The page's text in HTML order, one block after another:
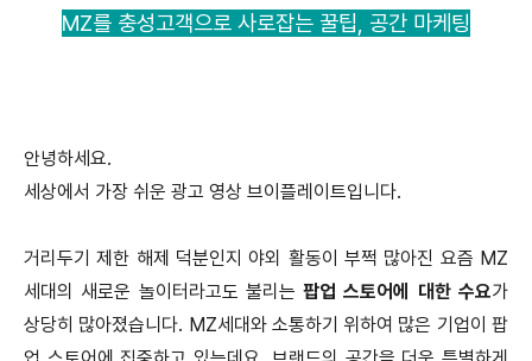
MZ를 충성고객으로 사로잡는 꿀팁, 공간 마케팅
안녕하세요.
세상에서 가장 쉬운 광고 영상 브이플레이트입니다.
거리두기 제한 해제 덕분인지 야외 활동이 부쩍 많아진 요즘 MZ
세대의 새로운 놀이터라고도 불리는 팝업 스토어에 대한 수요가
상당히 많아졌습니다. MZ세대와 소통하기 위하여 많은 기업이 팝